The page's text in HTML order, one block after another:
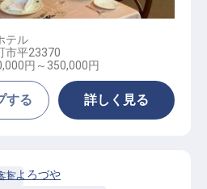
テル
市平23370
円～ 350,000円
する 詳しく見る
室
トよろづや